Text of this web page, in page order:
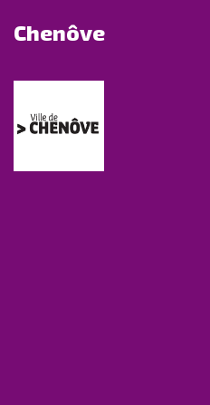
Chenôve